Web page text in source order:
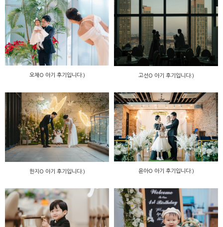
오채O 아기 후기입니다:) 고선O 아기 후기입니다:)
한지O 아기 후기입니다:) 윤아O 아기 후기입니다:)